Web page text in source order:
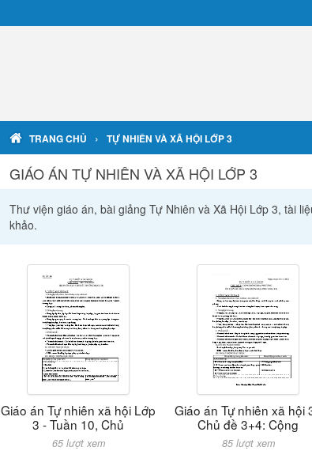
TRANG CHỦ › TỰ NHIÊN VÀ XÃ HỘI LỚP 3
GIÁO ÁN TỰ NHIÊN VÀ XÃ HỘI LỚP 3
Thư viện giáo án, bài giảng Tự Nhiên và Xã Hội Lớp 3, tài
khảo.
Giáo án Tự nhiên xã hội Lớp
3 - Tuần 10, Chủ
65 lượt xem
Giáo án Tự nhiên xã hội
Chủ đề 3+4: Cộng
85 lượt xem